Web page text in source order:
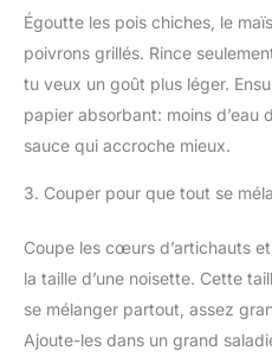
Égoutte les pois chiches, le
poivrons grillés. Rince
tu veux un goût plus léger.
papier absorbant: moins d’eau
sauce qui accroche mieux.
3. Couper pour que tout se
Coupe les cœurs d’artichauts
la taille d’une noisette. Cette
se mélanger partout, assez
Ajoute-les dans un grand